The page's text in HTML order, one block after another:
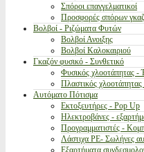
Σπόροι επαγγελματικοί
Προσφορές σπόρων
Βολβοί - Ριζώματα Φυτών
Βολβοί Ανοιξης
Βολβοί Καλοκαιριού
Γκαζόν φυσικό - Συνθετικό
Φυσικός χλοοτάπητας -
Πλαστικός χλοοτάπητας
Αυτόματο Πότισμα
Εκτοξευτήρες - Pop Up
Ηλεκτροβάνες -
Προγραμματιστές -
Λάστιχα PE- Σωλήνες
Εξαρτήματα